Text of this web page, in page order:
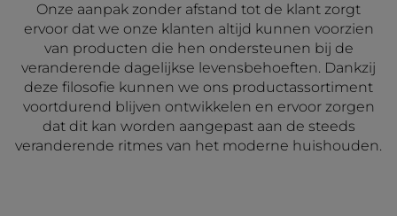
Onze aanpak zonder afstand tot de klant zorgt
ervoor dat we onze klanten altijd kunnen voorzien
van producten die hen ondersteunen bij de
veranderende dagelijkse levensbehoeften. Dankzij
deze filosofie kunnen we ons productassortiment
voortdurend blijven ontwikkelen en ervoor zorgen
dat dit kan worden aangepast aan de steeds
veranderende ritmes van het moderne huishouden.